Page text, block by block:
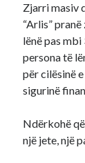
Zjarri masiv
“Arlis”
lënë pas
persona të
për cilësinë
sigurinë
Ndërkohë
një jete, një